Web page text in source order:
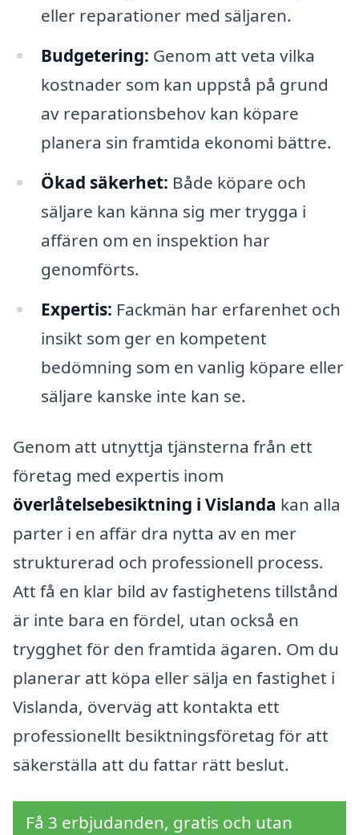
eller reparationer med säljaren.
Budgetering: Genom att veta vilka
kostnader som kan uppstå på grund
av reparationsbehov kan köpare
planera sin framtida ekonomi bättre.
Ökad säkerhet: Både köpare och
säljare kan känna sig mer trygga i
affären om en inspektion har
genomförts.
Expertis: Fackmän har erfarenhet och
insikt som ger en kompetent
bedömning som en vanlig köpare eller
säljare kanske inte kan se.
Genom att utnyttja tjänsterna från ett
företag med expertis inom
överlåtelsebesiktning i Vislanda kan alla
parter i en affär dra nytta av en mer
strukturerad och professionell process.
Att få en klar bild av fastighetens tillstånd
är inte bara en fördel, utan också en
trygghet för den framtida ägaren. Om du
planerar att köpa eller sälja en fastighet i
Vislanda, överväg att kontakta ett
professionellt besiktningsföretag för att
säkerställa att du fattar rätt beslut.
Få 3 erbjudanden, gratis och utan